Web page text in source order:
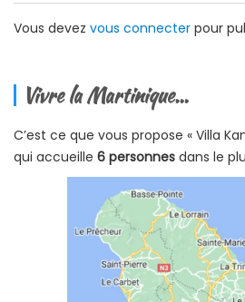
Vous devez vous connecter pour
Vivre la Martinique…
C’est ce que vous propose « Villa
qui accueille 6 personnes dans le